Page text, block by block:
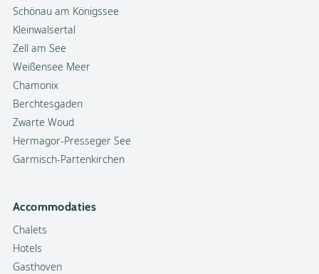
Schönau am Königssee
Kleinwalsertal
Zell am See
Weißensee Meer
Chamonix
Berchtesgaden
Zwarte Woud
Hermagor-Presseger See
Garmisch-Partenkirchen
Accommodaties
Chalets
Hotels
Gasthoven